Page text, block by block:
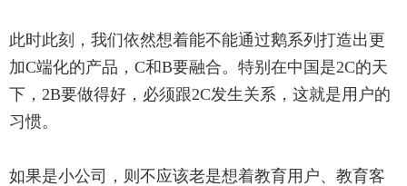
此时此刻，我们依然想着能不能通过鹅系列打造出更
加C端化的产品，C和B要融合。特别在中国是2C的天
下，2B要做得好，必须跟2C发生关系，这就是用户的
习惯。
如果是小公司，则不应该老是想着教育用户、教育客